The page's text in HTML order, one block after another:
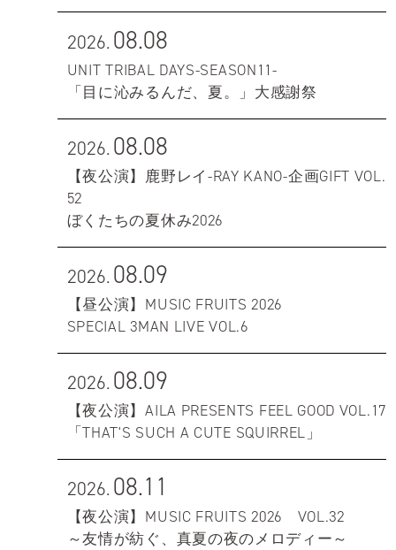
2026.08.08
UNIT TRIBAL DAYS-SEASON11-
「目に沁みるんだ、夏。」大感謝祭
2026.08.08
【夜公演】鹿野レイ-RAY KANO-企画GIFT VOL.
52
ぼくたちの夏休み2026
2026.08.09
【昼公演】MUSIC FRUITS 2026
SPECIAL 3MAN LIVE VOL.6
2026.08.09
【夜公演】AILA PRESENTS FEEL GOOD VOL.17
「THAT'S SUCH A CUTE SQUIRREL」
2026.08.11
【夜公演】MUSIC FRUITS 2026 VOL.32
～友情が紡ぐ、真夏の夜のメロディー～